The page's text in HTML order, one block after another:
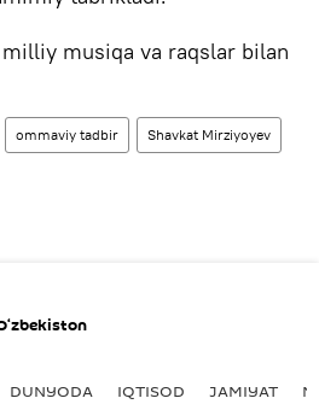
musiqa va raqslar bilan
ommaviy tadbir Shavkat Mirziyoyev
DUNYODA IQTISOD JAMIYAT